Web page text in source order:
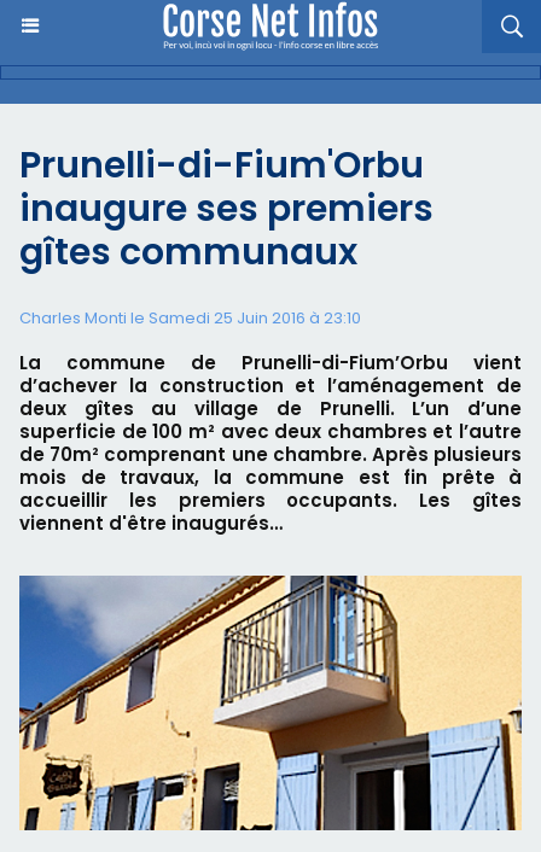
Prunelli-di-Fium'Orbu
inaugure ses premiers
gîtes communaux
Charles Monti le Samedi 25 Juin 2016 à 23:10
La commune de Prunelli-di-Fium’Orbu vient
d’achever la construction et l’aménagement de
deux gîtes au village de Prunelli. L’un d’une
superficie de 100 m² avec deux chambres et l’autre
de 70m² comprenant une chambre. Après plusieurs
mois de travaux, la commune est fin prête à
accueillir les premiers occupants. Les gîtes
viennent d'être inaugurés…